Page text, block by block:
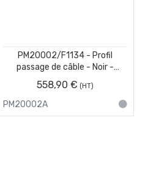
PM20002/F1134 - Profil
passage de câble - Noir -
Couronne 25 m
558,90 €
PM20002A